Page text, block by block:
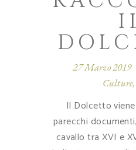
27 Marzo 2019
Culture,
Il Dolcetto
parecchi
cavallo tra XVI e